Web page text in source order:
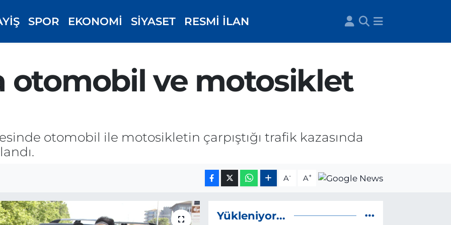
SPOR EKONOMİ SİYASET RESMİ İLAN
otomobil ve motosiklet
otomobil ile motosikletin çarpıştığı trafik kazasında
A- A+
Yükleniyor...